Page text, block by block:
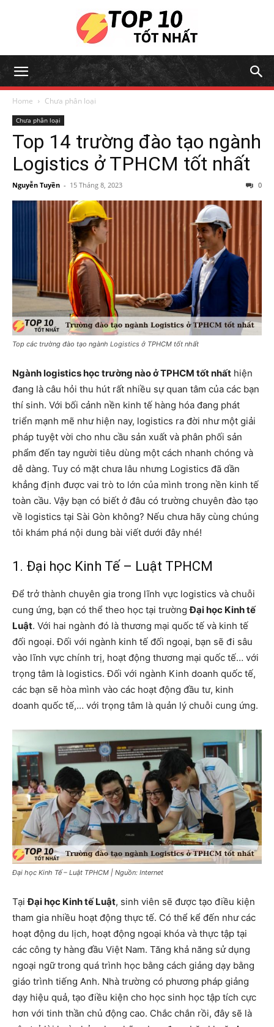
Home Chưa phân loại
Chưa phân loại
Top 14 trường đào tạo ngành
Logistics ở TPHCM tốt nhất
Nguyễn Tuyền - 15 Tháng 8, 2023 0
Top các trường đào tạo ngành Logistics ở TPHCM tốt nhất
Ngành logistics học trường nào ở TPHCM tốt nhất hiện
đang là câu hỏi thu hút rất nhiều sự quan tâm của các bạn
thí sinh. Với bối cảnh nền kinh tế hàng hóa đang phát
triển mạnh mẽ như hiện nay, logistics ra đời như một giải
pháp tuyệt vời cho nhu cầu sản xuất và phân phối sản
phẩm đến tay người tiêu dùng một cách nhanh chóng và
dễ dàng. Tuy có mặt chưa lâu nhưng Logistics đã dần
khẳng định được vai trò to lớn của mình trong nền kinh tế
toàn cầu. Vậy bạn có biết ở đâu có trường chuyên đào tạo
về logistics tại Sài Gòn không? Nếu chưa hãy cùng chúng
tôi khám phá nội dung bài viết dưới đây nhé!
1. Đại học Kinh Tế – Luật TPHCM
Để trở thành chuyên gia trong lĩnh vực logistics và chuỗi
cung ứng, bạn có thể theo học tại trườngĐại học Kinh tế
Luật. Với hai ngành đó là thương mại quốc tế và kinh tế
đối ngoại. Đối với ngành kinh tế đối ngoại, bạn sẽ đi sâu
vào lĩnh vực chính trị, hoạt động thương mại quốc tế… với
trọng tâm là logistics. Đối với ngành Kinh doanh quốc tế,
các bạn sẽ hòa mình vào các hoạt động đầu tư, kinh
doanh quốc tế,… với trọng tâm là quản lý chuỗi cung ứng.
Đại học Kinh Tế – Luật TPHCM | Nguồn: Internet
TạiĐại học Kinh tế Luật, sinh viên sẽ được tạo điều kiện
tham gia nhiều hoạt động thực tế. Có thể kể đến như các
hoạt động du lịch, hoạt động ngoại khóa và thực tập tại
các công ty hàng đầu Việt Nam. Tăng khả năng sử dụng
ngoại ngữ trong quá trình học bằng cách giảng dạy bằng
giáo trình tiếng Anh. Nhà trường có phương pháp giảng
dạy hiệu quả, tạo điều kiện cho học sinh học tập tích cực
hơn với tinh thần chủ động cao. Chắc chắn rồi, đây sẽ là